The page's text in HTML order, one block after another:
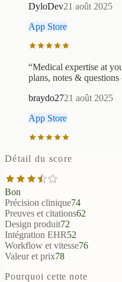
DyloDev21 août 2025
App Store
“Medical expertise at
plans, notes &
braydo2721 août 2025
App Store
Détail du score
Bon
Précision clinique74
Preuves et citations62
Design produit72
Intégration EHR52
Workflow et vitesse76
Valeur et prix78
Pourquoi cette note